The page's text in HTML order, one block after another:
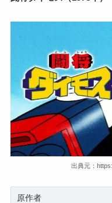
出典元：
原作者